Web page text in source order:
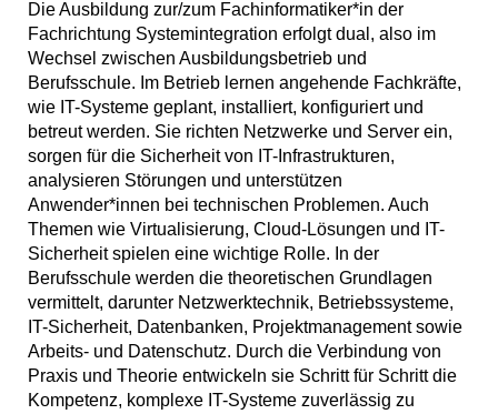
Die Ausbildung zur/zum Fachinformatiker*in der
Fachrichtung Systemintegration erfolgt dual, also im
Wechsel zwischen Ausbildungsbetrieb und
Berufsschule. Im Betrieb lernen angehende Fachkräfte,
wie IT-Systeme geplant, installiert, konfiguriert und
betreut werden. Sie richten Netzwerke und Server ein,
sorgen für die Sicherheit von IT-Infrastrukturen,
analysieren Störungen und unterstützen
Anwender*innen bei technischen Problemen. Auch
Themen wie Virtualisierung, Cloud-Lösungen und IT-
Sicherheit spielen eine wichtige Rolle. In der
Berufsschule werden die theoretischen Grundlagen
vermittelt, darunter Netzwerktechnik, Betriebssysteme,
IT-Sicherheit, Datenbanken, Projektmanagement sowie
Arbeits- und Datenschutz. Durch die Verbindung von
Praxis und Theorie entwickeln sie Schritt für Schritt die
Kompetenz, komplexe IT-Systeme zuverlässig zu